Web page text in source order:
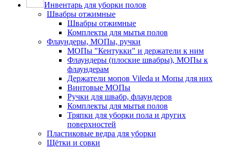
Инвентарь для уборки полов
Швабры отжимные
Швабры отжимные
Комплекты для мытья полов
Флаундеры, МОПы, ручки
МОПы "Кентукки" и держатели к ним
Флаундеры (плоские швабры), МОПы к
флаундерам
Держатели мопов Vileda и Мопы для них
Винтовые МОПы
Ручки для швабр, флаундеров
Комплекты для мытья полов
Тряпки для уборки пола и других
поверхностей
Пластиковые ведра для уборки
Щётки и совки